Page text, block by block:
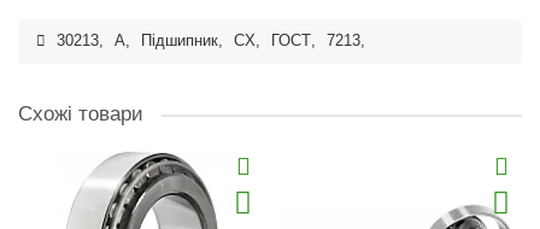
30213, A, Підшипник, CX, ГОСТ , 7213,
Схожі товари